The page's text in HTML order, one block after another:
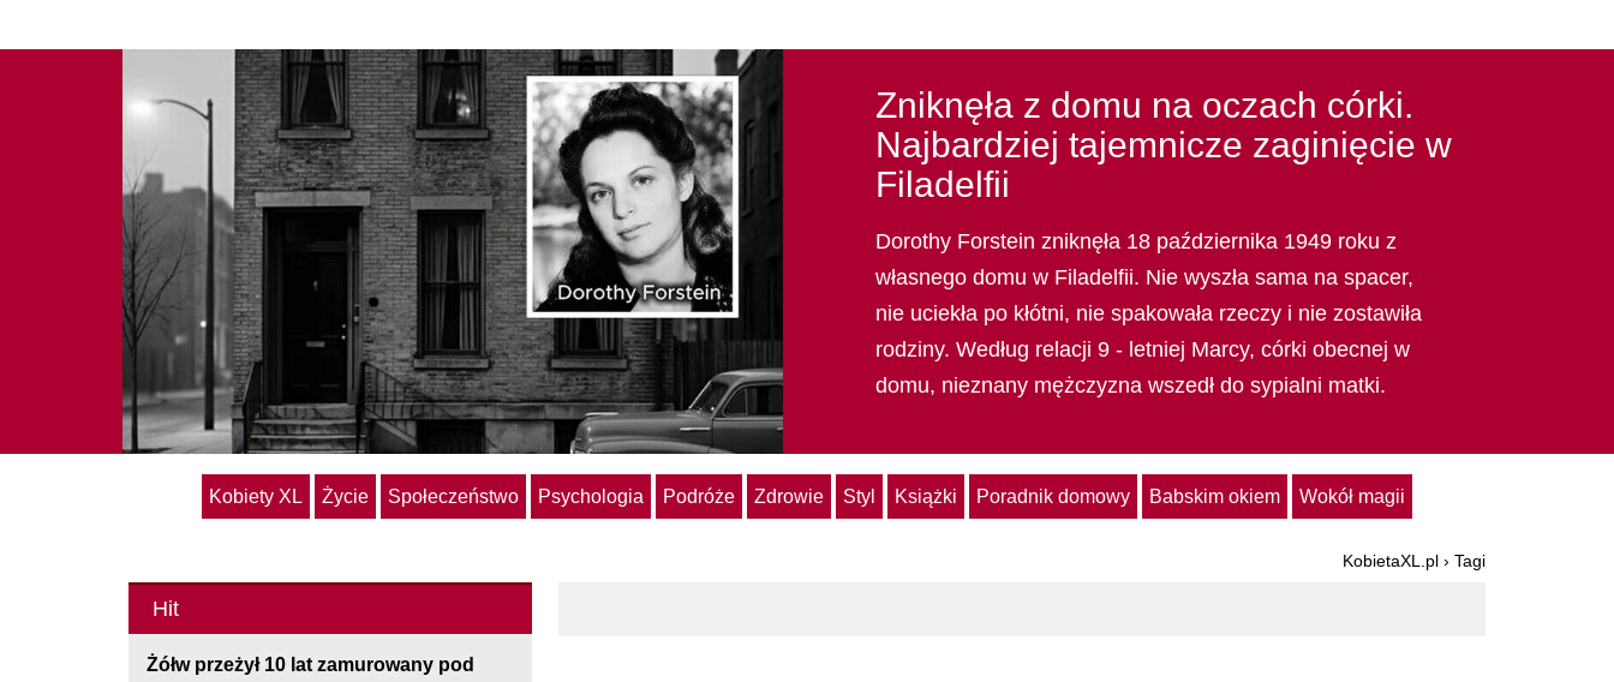
Zniknęła z domu na oczach córki.
Najbardziej tajemnicze zaginięcie w
Filadelfii
Dorothy Forstein zniknęła 18 października 1949 roku z
własnego domu w Filadelfii. Nie wyszła sama na spacer,
nie uciekła po kłótni, nie spakowała rzeczy i nie zostawiła
rodziny. Według relacji 9 - letniej Marcy, córki obecnej w
domu, nieznany mężczyzna wszedł do sypialni matki.
Kobiety XL Życie Społeczeństwo Psychologia Podróże Zdrowie Styl Książki Poradnik domowy Babskim okiem Wokół magii
KobietaXL.pl › Tagi
Hit
Żółw przeżył 10 lat zamurowany pod